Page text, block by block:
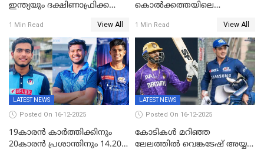
ഇന്ത്യയും ദക്ഷിണാഫ്രിക്കയും
ഉപേക്ഷിച്ചു
1 Min Read View All
കൊൽക്കത്തയിലെ
സംഘർഷം: കായിക മന്ത്രി
അരൂപ് ബിശ്വാസ് രാജിവച്ചു
1 Min Read View All
LATEST NEWS
Posted On 16-12-2025
19കാരൻ കാർത്തിക്കിനും
20കാരൻ പ്രശാന്തിനും 14.20
LATEST NEWS
Posted On 16-12-2025
കോടികൾ മറിഞ്ഞ
ലേലത്തിൽ വെങ്കടേഷ് അയ്യര്‍